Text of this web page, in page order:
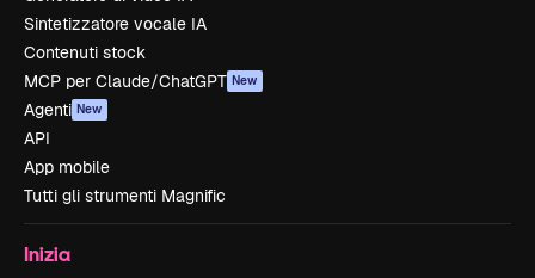
Sintetizzatore vocale IA
Contenuti stock
MCP per Claude/ChatGPT New
Agenti New
API
App mobile
Tutti gli strumenti Magnific
Inizia